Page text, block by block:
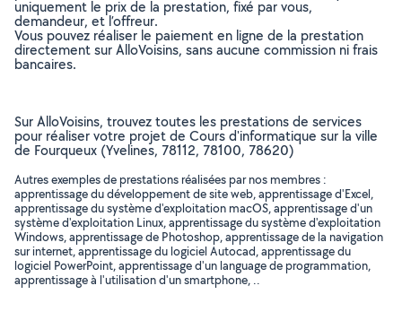
uniquement le prix de la prestation, fixé par vous,
demandeur, et l’offreur.
Vous pouvez réaliser le paiement en ligne de la prestation
directement sur AlloVoisins, sans aucune commission ni frais
bancaires.
Sur AlloVoisins, trouvez toutes les prestations de services
pour réaliser votre projet de Cours d'informatique sur la ville
de Fourqueux (Yvelines, 78112, 78100, 78620)
Autres exemples de prestations réalisées par nos membres :
apprentissage du développement de site web, apprentissage d'Excel,
apprentissage du système d'exploitation macOS, apprentissage d'un
système d'exploitation Linux, apprentissage du système d'exploitation
Windows, apprentissage de Photoshop, apprentissage de la navigation
sur internet, apprentissage du logiciel Autocad, apprentissage du
logiciel PowerPoint, apprentissage d'un language de programmation,
apprentissage à l'utilisation d'un smartphone, ..